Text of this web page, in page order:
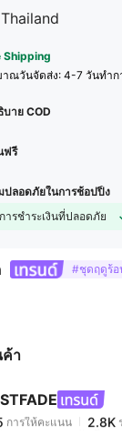
Thailand
Shipping
าณวันจัดส่ง:4-7 วันทำก
บาย COD
ฟรี
ปลอดภัยในการช้อปปิ้ง
การชำระเงินที่ปลอดภัย
#ชุดฤดูร้อ
ค้า
การให้คะแนน 2.8K
a***7จ่าย1 วันที่ผ่า